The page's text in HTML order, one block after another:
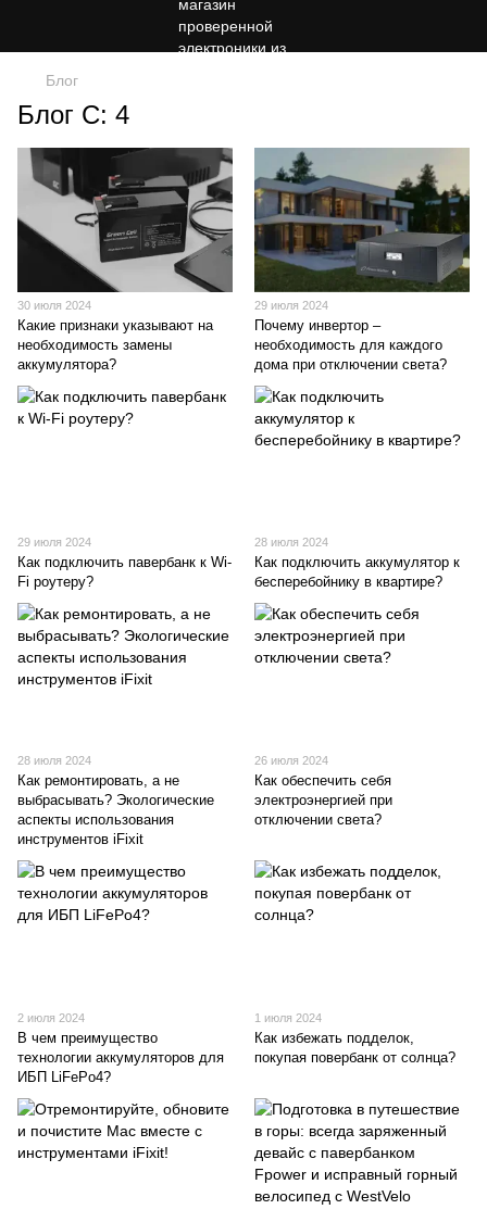
Блог
Блог С: 4
30 июля 2024
Какие признаки указывают на
необходимость замены
аккумулятора?
29 июля 2024
Почему инвертор –
необходимость для каждого
дома при отключении света?
29 июля 2024
Как подключить павербанк к Wi-
Fi роутеру?
28 июля 2024
Как подключить аккумулятор к
бесперебойнику в квартире?
28 июля 2024
Как ремонтировать, а не
выбрасывать? Экологические
аспекты использования
инструментов iFixit
26 июля 2024
Как обеспечить себя
электроэнергией при
отключении света?
2 июля 2024
В чем преимущество
технологии аккумуляторов для
ИБП LiFePo4?
1 июля 2024
Как избежать подделок,
покупая повербанк от солнца?